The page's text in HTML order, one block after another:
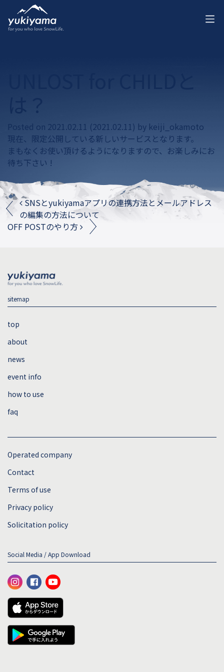
Posted on 2021.02.11 (2021.02.11) by keiji_okamoto
現在、限定公開している新しいサービスとなります。
まもなくお使い頂けるようになりますので、お楽しみにお
待ち下さい !
Post navigation
SNSとyukiyamaアプリの連携方法とメールアドレス
の編集の方法について
OFF POSTのやり方
sitemap
top
about
news
event info
how to use
faq
Operated company
Contact
Terms of use
Privacy policy
Solicitation policy
Social Media / App Download